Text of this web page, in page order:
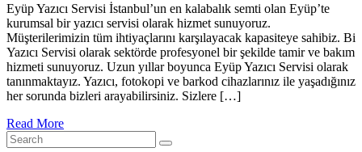
Eyüp Yazıcı Servisi İstanbul’un en kalabalık semti olan Eyüp’te
kurumsal bir yazıcı servisi olarak hizmet sunuyoruz.
Müşterilerimizin tüm ihtiyaçlarını karşılayacak kapasiteye sahibiz. Bi
Yazıcı Servisi olarak sektörde profesyonel bir şekilde tamir ve bakım
hizmeti sunuyoruz. Uzun yıllar boyunca Eyüp Yazıcı Servisi olarak
tanınmaktayız. Yazıcı, fotokopi ve barkod cihazlarınız ile yaşadığınız
her sorunda bizleri arayabilirsiniz. Sizlere […]
Read More